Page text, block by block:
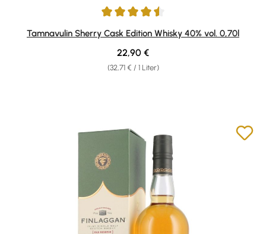
Durchschnittliche Bewertung von 4.52 von 5 Sternen
Tamnavulin Sherry Cask Edition Whisky 40% vol. 0,70l
(32,71 € / 1 Liter)
Regulärer Preis:
22,90 €